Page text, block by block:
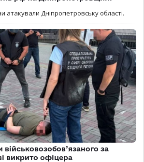
атакували Дніпропетровську області.
військовозобов’язаного за
викрито офіцера